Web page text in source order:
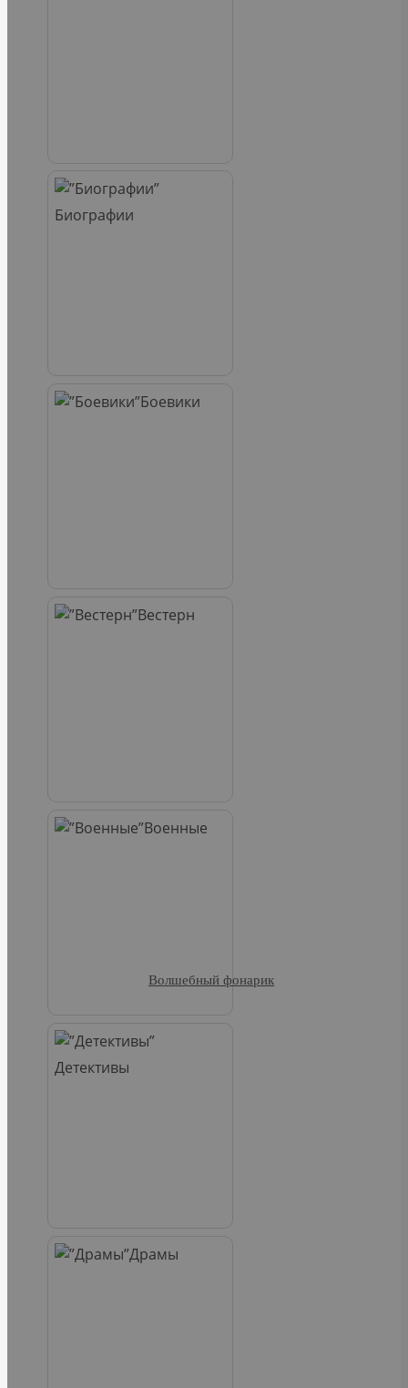
Биографии
Боевики
Вестерн
Военные
Детективы
Драмы
Волшебный фонарик